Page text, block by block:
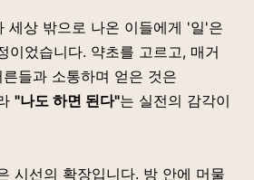
세상 밖으로 나온 이들에게 '일'은
이었습니다. 약초를 고르고, 매거
들과 소통하며 얻은 것은
"나도 하면 된다"는 실전의 감각이
시선의 확장입니다. 방 안에 머물